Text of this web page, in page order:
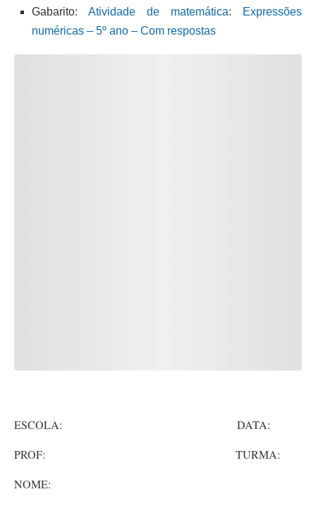
Gabarito: Atividade de matemática: Expressões
numéricas – 5º ano – Com respostas
ESCOLA: DATA:
PROF: TURMA:
NOME: